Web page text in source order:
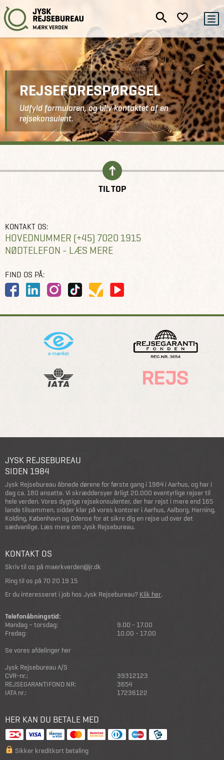
REJSEFORESPØRGSEL
Udfyld formularen, og bliv kontaktet af en
rejsekonsulent.
TIL TOP
KONTAKT OS:
HOVEDNUMMER (+45) 7020 1915
NØDTELEFON - LÆS MERE
FIND OS PÅ:
JYSK REJSEBUREAU
SIDEN 1984
Jysk Rejsebureau åbnede dørene for første gang i 1984 i Aarhus, og har i
dag ca. 180 ansatte. Vi skræddersyer årligt 20.000 eventyrlige rejser til
hele verden. Vores dygtige rejsekonsulenter, der har rejst i mere end 165
lande tilsammen, sidder klar på vores kontorer i Aarhus, Aalborg, Herning,
Kolding, København og Odense for at sikre dig en rejse ud over det
sædvanlige. Læs mere om Jysk Rejsebureau.
KONTAKT OS
Skriv til os på maerkverden@jr.dk
Ring til os på 70 20 19 15
Er du interesseret i job hos Jysk Rejsebureau? Klik her.
Telefonåbningstid:
Mandag – torsdag:
9.00 - 17.00
Fredag:
10.00 - 17.00
Se vores afdelinger her
Jysk Rejsebureau A/S
CVR-nr.:
39312123
REJSEGARANTIFOND NR:
3654
IATA nr.:
17236122
HER KAN DU BETALE MED
Sikker kreditkort betaling